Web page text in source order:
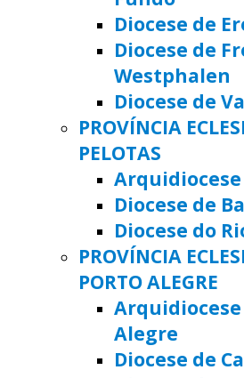
Diocese de
Diocese de
Westphalen
Diocese de
PROVÍNCIA
PELOTAS
Diocese de
Diocese do
PROVÍNCIA
PORTO ALEGRE
Alegre
Diocese de